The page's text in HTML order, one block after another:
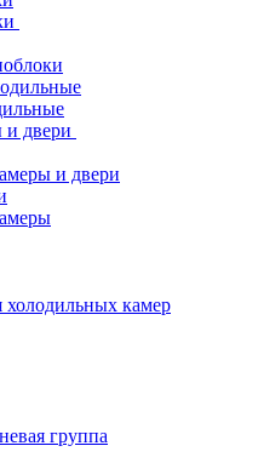
и двери
и двери
холодильных камер
группа